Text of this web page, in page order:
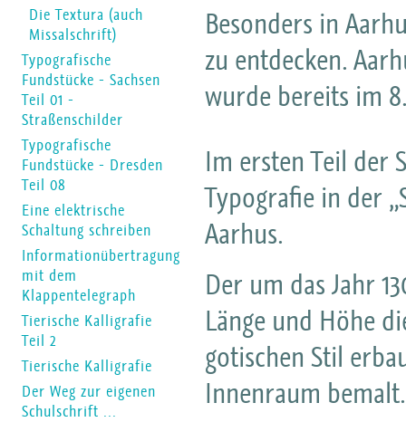
Besonders in
zu entdecken.
wurde bereits im
Im ersten Teil der
Typografie in der
Aarhus.
Der um das Jahr
Länge und Höhe
gotischen Stil
Innenraum bemalt.
Die Textura (auch
Missalschrift)
Typografische
Fundstücke - Sachsen
Teil 01 -
Straßenschilder
Typografische
Fundstücke - Dresden
Teil 08
Eine elektrische
Schaltung schreiben
Informationübertragung
mit dem
Klappentelegraph
Tierische Kalligrafie
Teil 2
Tierische Kalligrafie
Der Weg zur eigenen
Schulschrift ...